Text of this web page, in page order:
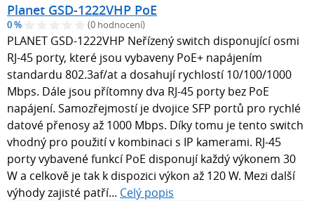
Planet GSD-1222VHP PoE
0 % (0 hodnocení)
PLANET GSD-1222VHP Neřízený switch disponující osmi
RJ-45 porty, které jsou vybaveny PoE+ napájením
standardu 802.3af/at a dosahují rychlostí 10/100/1000
Mbps. Dále jsou přítomny dva RJ-45 porty bez PoE
napájení. Samozřejmostí je dvojice SFP portů pro rychlé
datové přenosy až 1000 Mbps. Díky tomu je tento switch
vhodný pro použití v kombinaci s IP kamerami. RJ-45
porty vybavené funkcí PoE disponují každý výkonem 30
W a celkově je tak k dispozici výkon až 120 W. Mezi další
výhody zajisté patří... Celý popis